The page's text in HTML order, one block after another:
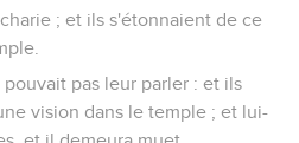
; et ils s'étonnaient de ce
pas leur parler : et ils
vision dans le temple ; et lui-